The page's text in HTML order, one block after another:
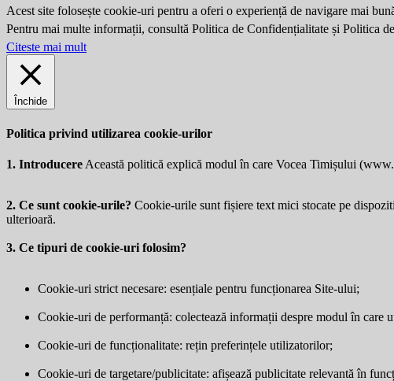
Acest site folosește cookie-uri pentru a oferi o experiență de navigare mai
Pentru mai multe informații, consultă Politica de Confidențialitate și Politica
Citeste mai mult
Închide
Politica privind utilizarea cookie-urilor
1. Introducere Această politică explică modul în care Vocea Timișului (
2. Ce sunt cookie-urile? Cookie-urile sunt fișiere text mici stocate pe
ulterioară.
3. Ce tipuri de cookie-uri folosim?
Cookie-uri strict necesare: esențiale pentru funcționarea Site-ului;
Cookie-uri de performanță: colectează informații despre modul în care
Cookie-uri de funcționalitate: rețin preferințele utilizatorilor;
Cookie-uri de targetare/publicitate: afișează publicitate relevantă în